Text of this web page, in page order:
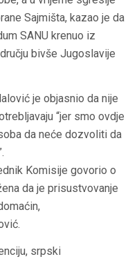
Sajmišta, kazao je da
SANU krenuo iz
bivše Jugoslavije
je objasnio da nije
“jer smo ovdje
da neće dozvoliti da
Komisije govorio o
da je prisustvovanje
srpski